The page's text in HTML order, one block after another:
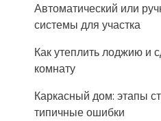
Автоматический или
системы для участка
Как утеплить лоджию и
комнату
Каркасный дом: этапы
типичные ошибки